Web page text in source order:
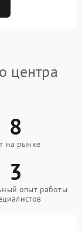
центра
8
на рынке
3
опыт работы